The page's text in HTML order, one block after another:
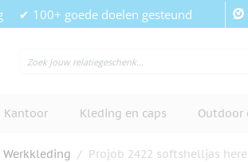
✔ 100+ goede doelen gesteund
Kantoor Kleding en caps Outdoor
Werkkleding / Projob 2422 softshelljas